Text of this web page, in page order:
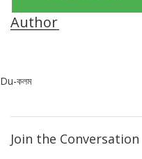
Author
Du-কলম
Join the Conversation